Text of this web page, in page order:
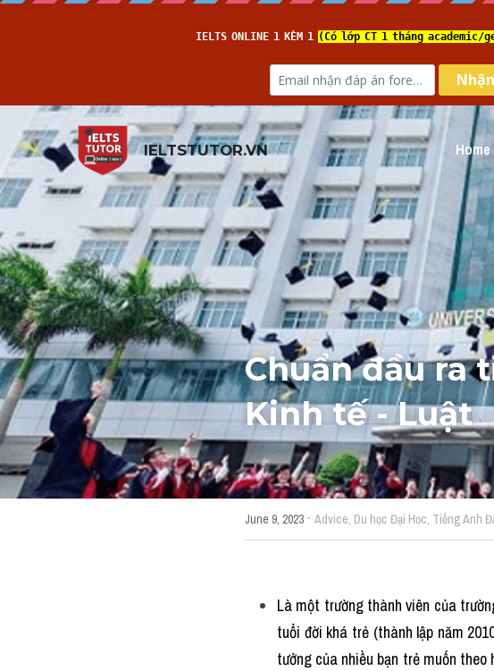
IELTSTUTOR.VN Home
Chuẩn đầu ra
Kinh tế - Luật
June 9, 2023 · Advice, Du học Đại Học, Tiếng Anh
Là một trường thành viên của
tuổi đời khá trẻ (thành lập năm
tưởng của nhiều bạn trẻ muốn